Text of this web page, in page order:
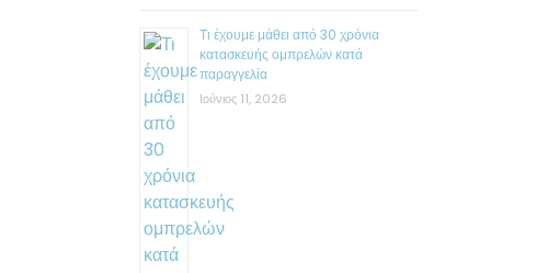
Τι έχουμε μάθει από 30 χρόνια
κατασκευής ομπρελών κατά
παραγγελία
Ιούνιος 11, 2026